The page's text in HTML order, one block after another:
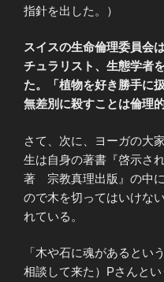
指針を出した。）
スイスの生命倫理委員会
チュラリスト、生態学者
た。「植物を好き勝手に
無差別に殺すことは倫理
さて、次に、ヨーガの大
生は自身の著書『啓示
著 宗教真理出版』の中
ので木を切ってはいけな
れている。
「木や石に魂があるとい
相談して来た）Pさんと